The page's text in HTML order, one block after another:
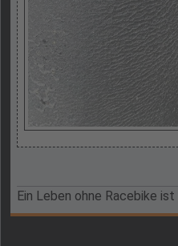
Ein Leben ohne Racebike